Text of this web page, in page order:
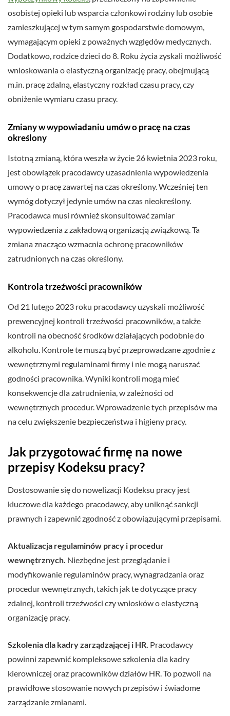
osobistej opieki lub wsparcia członkowi rodziny lub osobie
zamieszkującej w tym samym gospodarstwie domowym,
wymagającym opieki z poważnych względów medycznych.
Dodatkowo, rodzice dzieci do 8. Roku życia zyskali możliwość
wnioskowania o elastyczną organizację pracy, obejmującą
m.in. pracę zdalną, elastyczny rozkład czasu pracy, czy
obniżenie wymiaru czasu pracy.
Zmiany w wypowiadaniu umów o pracę na czas
określony
Istotną zmianą, która weszła w życie 26 kwietnia 2023 roku,
jest obowiązek pracodawcy uzasadnienia wypowiedzenia
umowy o pracę zawartej na czas określony. Wcześniej ten
wymóg dotyczył jedynie umów na czas nieokreślony.
Pracodawca musi również skonsultować zamiar
wypowiedzenia z zakładową organizacją związkową. Ta
zmiana znacząco wzmacnia ochronę pracowników
zatrudnionych na czas określony.
Kontrola trzeźwości pracowników
Od 21 lutego 2023 roku pracodawcy uzyskali możliwość
prewencyjnej kontroli trzeźwości pracowników, a także
kontroli na obecność środków działających podobnie do
alkoholu. Kontrole te muszą być przeprowadzane zgodnie z
wewnętrznymi regulaminami firmy i nie mogą naruszać
godności pracownika. Wyniki kontroli mogą mieć
konsekwencje dla zatrudnienia, w zależności od
wewnętrznych procedur. Wprowadzenie tych przepisów ma
na celu zwiększenie bezpieczeństwa i higieny pracy.
Jak przygotować firmę na nowe
przepisy Kodeksu pracy?
Dostosowanie się do nowelizacji Kodeksu pracy jest
kluczowe dla każdego pracodawcy, aby uniknąć sankcji
prawnych i zapewnić zgodność z obowiązującymi przepisami.
Aktualizacja regulaminów pracy i procedur
wewnętrznych. Niezbędne jest przeglądanie i
modyfikowanie regulaminów pracy, wynagradzania oraz
procedur wewnętrznych, takich jak te dotyczące pracy
zdalnej, kontroli trzeźwości czy wniosków o elastyczną
organizację pracy.
Szkolenia dla kadry zarządzającej i HR. Pracodawcy
powinni zapewnić kompleksowe szkolenia dla kadry
kierowniczej oraz pracowników działów HR. To pozwoli na
prawidłowe stosowanie nowych przepisów i świadome
zarządzanie zmianami.